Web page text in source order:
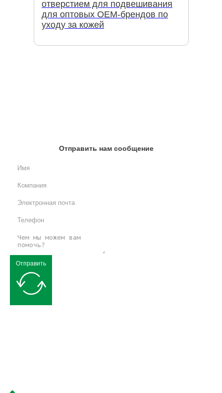
отверстием для подвешивания
для оптовых OEM-брендов по
уходу за кожей
Отправить нам сообщение
Отправить